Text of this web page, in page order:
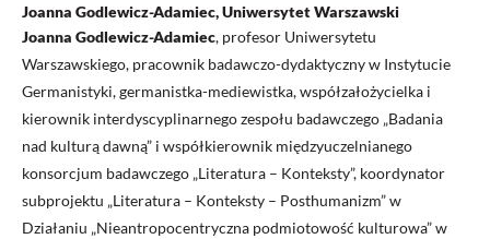
Joanna Godlewicz-Adamiec, Uniwersytet Warszawski
Joanna Godlewicz-Adamiec, profesor Uniwersytetu
Warszawskiego, pracownik badawczo-dydaktyczny w Instytucie
Germanistyki, germanistka-mediewistka, współzałożycielka i
kierownik interdyscyplinarnego zespołu badawczego „Badania
nad kulturą dawną” i współkierownik międzyuczelnianego
konsorcjum badawczego „Literatura – Konteksty”, koordynator
subprojektu „Literatura – Konteksty – Posthumanizm” w
Działaniu „Nieantropocentryczna podmiotowość kulturowa” w